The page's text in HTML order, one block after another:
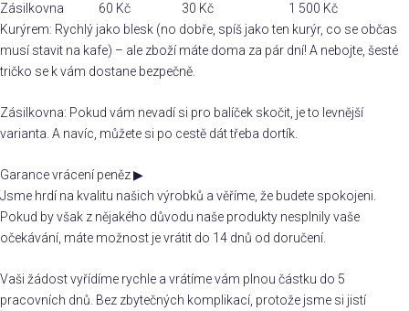
Zásilkovna
60 Kč 30 Kč
1 500 Kč
Kurýrem: Rychlý jako blesk (no dobře, spíš jako ten kurýr, co se občas
musí stavit na kafe) – ale zboží máte doma za pár dní! A nebojte, šesté
tričko se k vám dostane bezpečně.
Zásilkovna: Pokud vám nevadí si pro balíček skočit, je to levnější
varianta. A navíc, můžete si po cestě dát třeba dortík.
Garance vrácení peněz▶
Jsme hrdí na kvalitu našich výrobků a věříme, že budete spokojeni.
Pokud by však z nějakého důvodu naše produkty nesplnily vaše
očekávání, máte možnost je vrátit do 14 dnů od doručení.
Vaši žádost vyřídíme rychle a vrátíme vám plnou částku do 5
pracovních dnů. Bez zbytečných komplikací, protože jsme si jistí